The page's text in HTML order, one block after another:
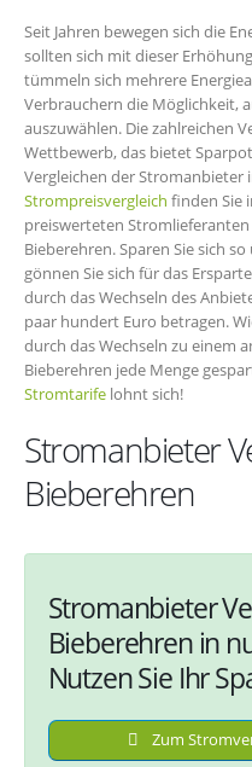
Seit Jahren bewegen sich die
sollten sich mit dieser
tümmeln sich mehrere
Verbrauchern die Möglichkeit,
auszuwählen. Die zahlreichen
Wettbewerb, das bietet
Vergleichen der Stromanbieter
Strompreisvergleich finden Sie
preiswerteten
Bieberehren. Sparen Sie sich
gönnen Sie sich für das
durch das Wechseln des
paar hundert Euro betragen.
durch das Wechseln zu einem
Bieberehren jede Menge
Stromtarife lohnt sich!
Stromanbieter
Bieberehren
Stromanbieter
Bieberehren in
Nutzen Sie Ihr
Zum